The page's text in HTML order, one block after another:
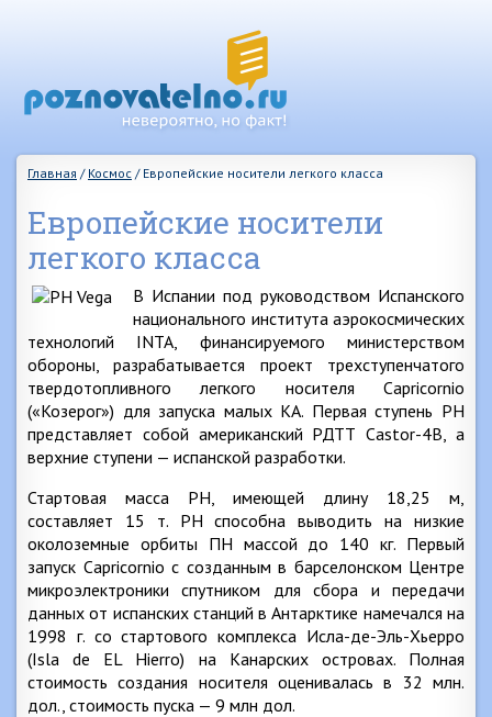
Главная / Космос / Европейские носители легкого класса
Европейские носители
легкого класса
В Испании под руководством Испанского
национального института аэрокосмических
технологий INTA, финансируемого министерством
обороны, разрабатывается проект трехступенчатого
твердотопливного легкого носителя Capricornio
(«Козерог») для запуска малых КА. Первая ступень РН
представляет собой американский РДТТ Castor-4B, a
верхние ступени — испанской разработки.
Стартовая масса РН, имеющей длину 18,25 м,
составляет 15 т. РН способна выводить на низкие
околоземные орбиты ПН массой до 140 кг. Первый
запуск Capricornio с созданным в барселонском Центре
микроэлектроники спутником для сбора и передачи
данных от испанских станций в Антарктике намечался на
1998 г. со стартового комплекса Исла-де-Эль-Хьерро
(Isla de EL Hierro) на Канарских островах. Полная
стоимость создания носителя оценивалась в 32 млн.
дол., стоимость пуска — 9 млн дол.